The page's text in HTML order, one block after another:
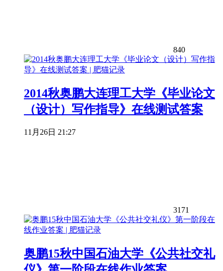
840
2014秋奥鹏大连理工大学《毕业论文
（设计）写作指导》在线测试答案
11月26日 21:27
3171
奥鹏15秋中国石油大学《公共社交礼